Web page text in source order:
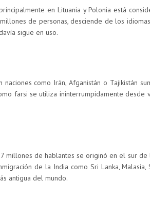
en Lituania y Polonia está
de personas, desciende de los
sigue en uso.
naciones como Irán, Afganistán o Tajikistán
farsi se utiliza ininterrumpidamente desde
millones de hablantes se originó en el sur de
de la India como Sri Lanka, Malasia,
antigua del mundo.